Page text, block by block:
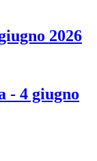
2026
- 4 giugno